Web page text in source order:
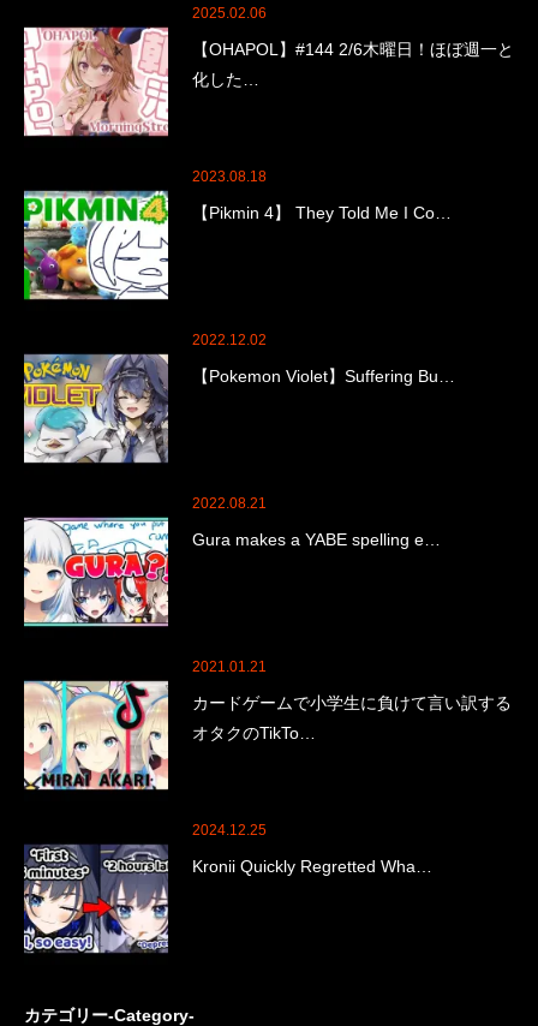
2025.02.06
【OHAPOL】#144 2/6木曜日！ほぼ週一と
化した…
2023.08.18
【Pikmin 4】 They Told Me I Co…
2022.12.02
【Pokemon Violet】Suffering Bu…
2022.08.21
Gura makes a YABE spelling e…
2021.01.21
カードゲームで小学生に負けて言い訳する
オタクのTikTo…
2024.12.25
Kronii Quickly Regretted Wha…
カテゴリー-Category-